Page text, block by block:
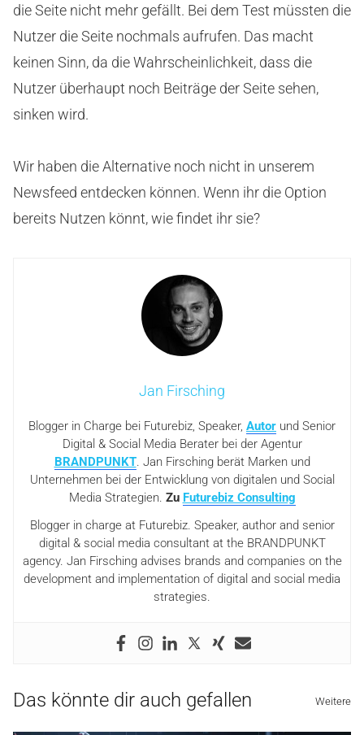
die Seite nicht mehr gefällt. Bei dem Test müssten die
Nutzer die Seite nochmals aufrufen. Das macht
keinen Sinn, da die Wahrscheinlichkeit, dass die
Nutzer überhaupt noch Beiträge der Seite sehen,
sinken wird.
Wir haben die Alternative noch nicht in unserem
Newsfeed entdecken können. Wenn ihr die Option
bereits Nutzen könnt, wie findet ihr sie?
Jan Firsching
Blogger in Charge bei Futurebiz, Speaker, Autor und Senior
Digital & Social Media Berater bei der Agentur
BRANDPUNKT. Jan Firsching berät Marken und
Unternehmen bei der Entwicklung von digitalen und Social
Media Strategien. Zu Futurebiz Consulting
Blogger in charge at Futurebiz. Speaker, author and senior
digital & social media consultant at the BRANDPUNKT
agency. Jan Firsching advises brands and companies on the
development and implementation of digital and social media
strategies.
Das könnte dir auch gefallen Weitere